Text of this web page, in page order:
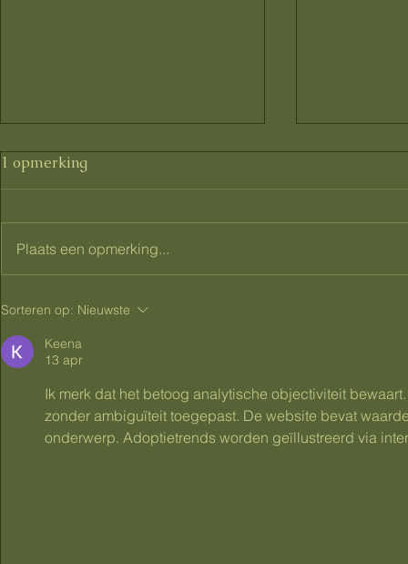
Gezwollen voeten tijdens
zwangerschap: wat helpt
tegen dikke voeten en vocht
vasthouden?
1 opmerking
Plaats een opmerking...
Sorteren op: Nieuwste
Keena
13 apr
Ik merk dat het betoog analytische objectiviteit
zonder ambiguïteit toegepast. De website bevat
onderwerp. Adoptietrends worden geïllustreerd via